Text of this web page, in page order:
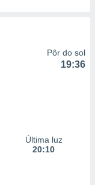
Pôr do sol
19:36
Última luz
20:10